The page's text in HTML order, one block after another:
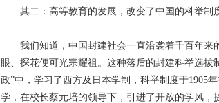
其二：高等教育的发展，改变了中国的科举制
我们知道，中国封建社会一直沿袭着千百年来
眼、探花便可光宗耀祖。这种落后的封建科举选
政”中，学习了西方及日本学制，科举制度于1905
学，在校长蔡元培的领导下，引进了开放的学风，